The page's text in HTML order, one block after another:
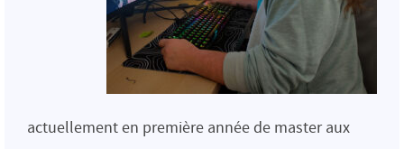
actuellement en première année de master aux